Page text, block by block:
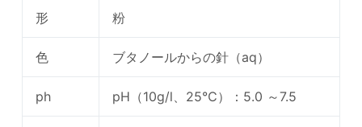
形 粉
色 ブタノールからの針（aq）
ph pH（10g/l、25℃）：5.0 ～7.5